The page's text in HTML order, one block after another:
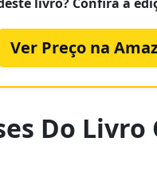
Ver Preço na
Do Livro